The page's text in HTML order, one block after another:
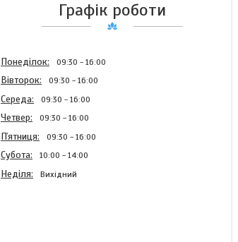
Графік роботи
Понеділок 09:30 16:00
Вівторок 09:30 16:00
Середа 09:30 16:00
Четвер 09:30 16:00
Пʼятниця 09:30 16:00
Субота 10:00 14:00
Неділя Вихідний